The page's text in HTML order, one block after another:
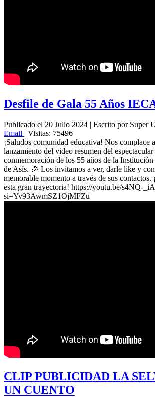
Desfile de Gala 55 Años
Publicado el 20 Julio 2024 | Escrito por Super
Email | Visitas: 75496
¡Saludos comunidad educativa! Nos complace
lanzamiento del video resumen del
conmemoración de los 55 años de la
de Asís. 🎉 Los invitamos a ver, darle like y
memorable momento a través de sus contactos.
esta gran trayectoria! https://youtu.be/s4NQ-
si=Yv93AwmSZ1OjMFZu
CLIP PUBLICIDAD LA
UN CUENTO